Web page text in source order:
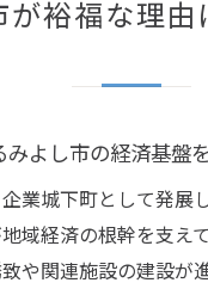
ート建設がもたらす
技術革新が未来の暮ら
価値を高める建設の
とテクノロジーが拓
建設業界が支える住
が裕福な理由
みよし市の経済基盤
業城下町として発展
域経済の根幹を支え
や関連施設の建設が